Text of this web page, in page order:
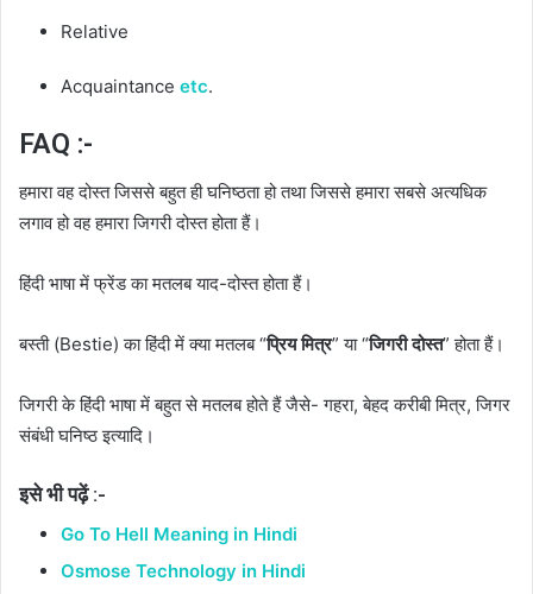
Relative
Acquaintance etc.
FAQ :-
हमारा वह दोस्त जिससे बहुत ही घनिष्ठता हो तथा जिससे हमारा सबसे अत्यधिक
लगाव हो वह हमारा जिगरी दोस्त होता हैं।
हिंदी भाषा में फ्रेंड का मतलब याद-दोस्त होता हैं।
बस्ती (Bestie) का हिंदी में क्या मतलब “प्रिय मित्र” या “जिगरी दोस्त” होता हैं।
जिगरी के हिंदी भाषा में बहुत से मतलब होते हैं जैसे- गहरा, बेहद करीबी मित्र, जिगर
संबंधी घनिष्ठ इत्यादि।
इसे भी पढ़ें :-
Go To Hell Meaning in Hindi
Osmose Technology in Hindi